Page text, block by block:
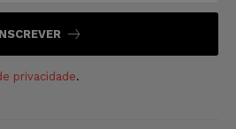
privacidade.